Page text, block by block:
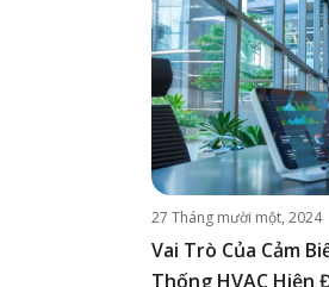
27 Tháng mười một, 2024
Vai Trò Của Cảm
Thống HVAC Hiện